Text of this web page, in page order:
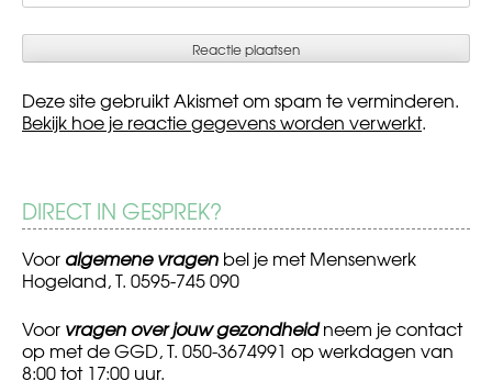
Deze site gebruikt Akismet om spam te verminderen.
Bekijk hoe je reactie gegevens worden verwerkt.
DIRECT IN GESPREK?
Voor algemene vragen bel je met Mensenwerk
Hogeland, T. 0595-745 090
Voor vragen over jouw gezondheidneem je contact
op met de GGD, T. 050-3674991 op werkdagen van
8:00 tot 17:00 uur.